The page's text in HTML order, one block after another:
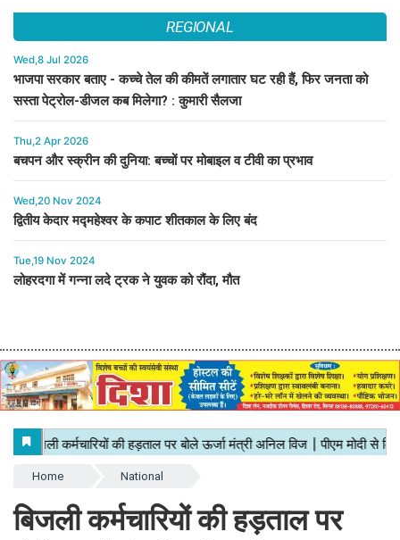
REGIONAL
Wed,8 Jul 2026
भाजपा सरकार बताए - कच्चे तेल की कीमतें लगातार घट रही हैं, फिर जनता को
सस्ता पेट्रोल-डीजल कब मिलेगा? : कुमारी सैलजा
Thu,2 Apr 2026
बचपन और स्क्रीन की दुनिया: बच्चों पर मोबाइल व टीवी का प्रभाव
Wed,20 Nov 2024
द्वितीय केदार मद्महेश्वर के कपाट शीतकाल के लिए बंद
Tue,19 Nov 2024
लोहरदगा में गन्ना लदे ट्रक ने युवक को रौंदा, मौत
Home National
बिजली कर्मचारियों की हड़ताल पर